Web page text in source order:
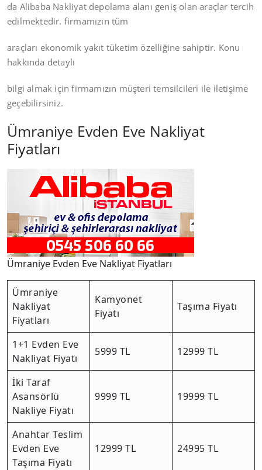
da Alibaba Nakliyat depolama alanı geniş olan araçlar tercih
edilmektedir. firmamızın tüm
araçları ekonomik yakıt tüketim özelliğine sahiptir. Konu
hakkında detaylı
bilgi almak için firmamızın müşteri temsilcileri ile iletişime
geçebilirsiniz.
Ümraniye Evden Eve Nakliyat
Fiyatları
Ümraniye Evden Eve Nakliyat Fiyatları
Ümraniye
Nakliyat
Fiyatları
Kamyonet
Fiyatı
Taşıma Fiyatı
1+1 Evden Eve
Nakliyat Fiyatı
5999 TL 12999 TL
İki Taraf
Asansörlü
Nakliye Fiyatı
9999 TL 19999 TL
Anahtar Teslim
Evden Eve
Taşıma Fiyatı
12999 TL 24995 TL